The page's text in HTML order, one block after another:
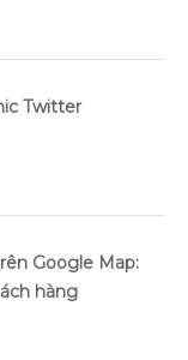
Twitter
Google Map:
hàng